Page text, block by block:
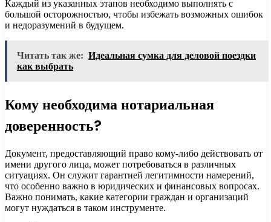
Каждый из указанных этапов необходимо выполнять с
большой осторожностью, чтобы избежать возможных ошибок
и недоразумений в будущем.
Читать так же: Идеальная сумка для деловой поездки
как выбрать
Кому необходима нотариальная
доверенность?
Документ, предоставляющий право кому-либо действовать от
имени другого лица, может потребоваться в различных
ситуациях. Он служит гарантией легитимности намерений,
что особенно важно в юридических и финансовых вопросах.
Важно понимать, какие категории граждан и организаций
могут нуждаться в таком инструменте.